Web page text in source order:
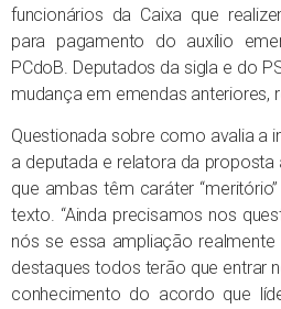
funcionários da Caixa que
para pagamento do auxílio
PCdoB. Deputados da sigla e do
mudança em emendas anteriores,
Questionada sobre como avalia a
a deputada e relatora da proposta
que ambas têm caráter
texto. “Ainda precisamos nos
nós se essa ampliação
destaques todos terão que entrar
conhecimento do acordo que